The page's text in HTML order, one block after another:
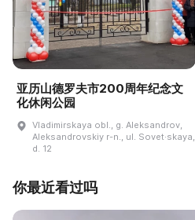
亚历山德罗夫市200周年纪念文
化休闲公园
Vladimirskaya obl., g. Aleksandrov,
Aleksandrovskiy r-n., ul. Sovet·skaya,
d. 12
你最近看过吗